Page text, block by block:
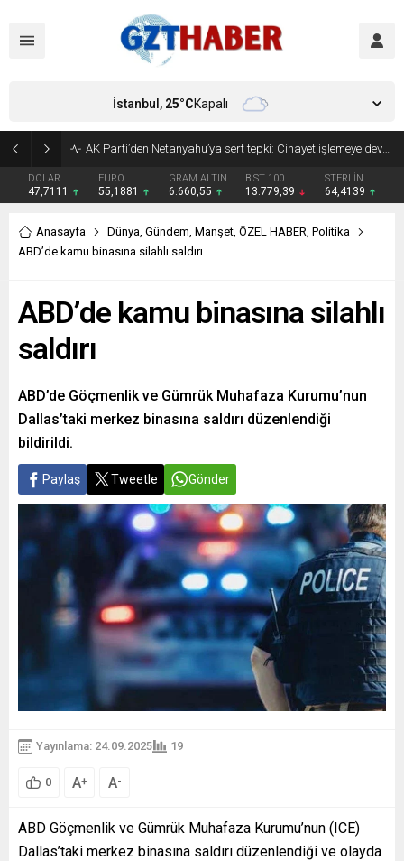
AK Parti’den Netanyahu’ya sert tepki: Cinayet işlemeye devam ediyor
DOLAR
47,7111
EURO
55,1881
GRAM ALTIN
6.660,55
BIST 100
13.779,39
STERLİN
64,4139
İstanbul, 25°CKapalı
Anasayfa Dünya, Gündem, Manşet, ÖZEL HABER, Politika
ABD’de kamu binasına silahlı saldırı
ABD’de kamu binasına silahlı
saldırı
ABD’de Göçmenlik ve Gümrük Muhafaza Kurumu’nun
Dallas’taki merkez binasına saldırı düzenlendiği
bildirildi.
Paylaş Tweetle Gönder
Yayınlama: 24.09.2025 19
0 A+ A-
ABD Göçmenlik ve Gümrük Muhafaza Kurumu’nun (ICE)
Dallas’taki merkez binasına saldırı düzenlendiği ve olayda